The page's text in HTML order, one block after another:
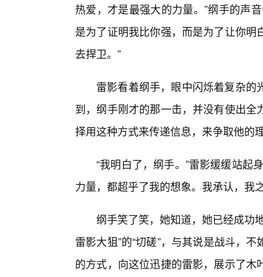
热爱，才是最强大的力量。”纲手的声
是为了证明我比你强，而是为了让你
去捍卫。”
雷影看着纲手，眼中闪烁着复杂
到，纲手刚才的那一击，并没有使出
择用这种方式来传递信息，来争取他的
“我明白了，纲手。”雷影缓缓站起
力量，都超乎了我的想象。我承认，我
纲手笑了笑，她知道，她已经成功
雷影大狙”的“切磋”，与其说是战斗，
的方式，向这位迅捷的雷影，展示了